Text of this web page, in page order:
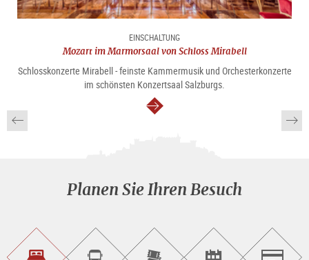
EINSCHALTUNG
Mozart im Marmorsaal von Schloss Mirabell
Schlosskonzerte Mirabell - feinste Kammermusik und Orchesterkonzerte
im schönsten Konzertsaal Salzburgs.
weiter
Planen Sie Ihren Besuch